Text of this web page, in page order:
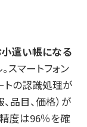
遣い帳になる
マートフォン
トの認識処理が
品目、価格）が
度は96％を確